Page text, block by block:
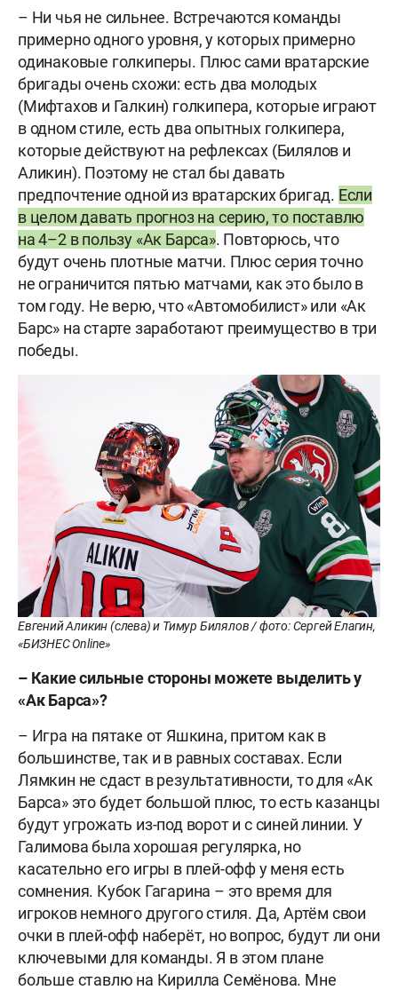
– Ни чья не сильнее. Встречаются команды
примерно одного уровня, у которых примерно
одинаковые голкиперы. Плюс сами вратарские
бригады очень схожи: есть два молодых
(Мифтахов и Галкин) голкипера, которые играют
в одном стиле, есть два опытных голкипера,
которые действуют на рефлексах (Билялов и
Аликин). Поэтому не стал бы давать
предпочтение одной из вратарских бригад. Если
в целом давать прогноз на серию, то поставлю
на 4–2 в пользу «Ак Барса». Повторюсь, что
будут очень плотные матчи. Плюс серия точно
не ограничится пятью матчами, как это было в
том году. Не верю, что «Автомобилист» или «Ак
Барс» на старте заработают преимущество в три
победы.
Евгений Аликин (слева) и Тимур Билялов / фото: Сергей Елагин,
«БИЗНЕС Online»
– Какиесильныестороны можете выделитьу
«Ак Барса»?
– Игра на пятаке от Яшкина, притом как в
большинстве, так и в равных составах. Если
Лямкин не сдаст в результативности, то для «Ак
Барса» это будет большой плюс, то есть казанцы
будут угрожать из-под ворот и с синей линии. У
Галимова была хорошая регулярка, но
касательно его игры в плей-офф у меня есть
сомнения. Кубок Гагарина – это время для
игроков немного другого стиля. Да, Артём свои
очки в плей-офф наберёт, но вопрос, будут ли они
ключевыми для команды. Я в этом плане
больше ставлю на Кирилла Семёнова. Мне